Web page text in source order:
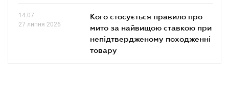
14.07
27 липня 2026
Кого стосується правило про
мито за найвищою ставкою при
непідтвердженому походженні
товару